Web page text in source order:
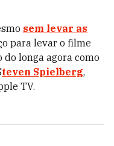
sem levar as
para levar o filme
do longa agora como
teven Spielberg,
TV.